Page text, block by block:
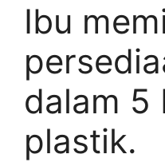
Ibu
dalam 5
plastik.